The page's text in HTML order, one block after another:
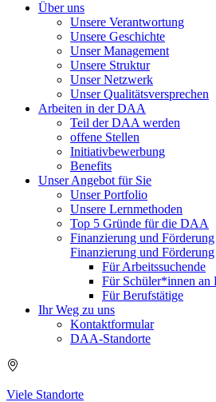
Über uns
Unsere Verantwortung
Unsere Geschichte
Unser Management
Unsere Struktur
Unser Netzwerk
Unser Qualitätsversprechen
Arbeiten in der DAA
Teil der DAA werden
offene Stellen
Initiativbewerbung
Benefits
Unser Angebot für Sie
Unser Portfolio
Unsere Lernmethoden
Top 5 Gründe für die DAA
Finanzierung und Förderung
Finanzierung und Förderung
Für Arbeitssuchende
Für Schüler*innen an
Für Berufstätige
Ihr Weg zu uns
Kontaktformular
DAA-Standorte
Viele Standorte